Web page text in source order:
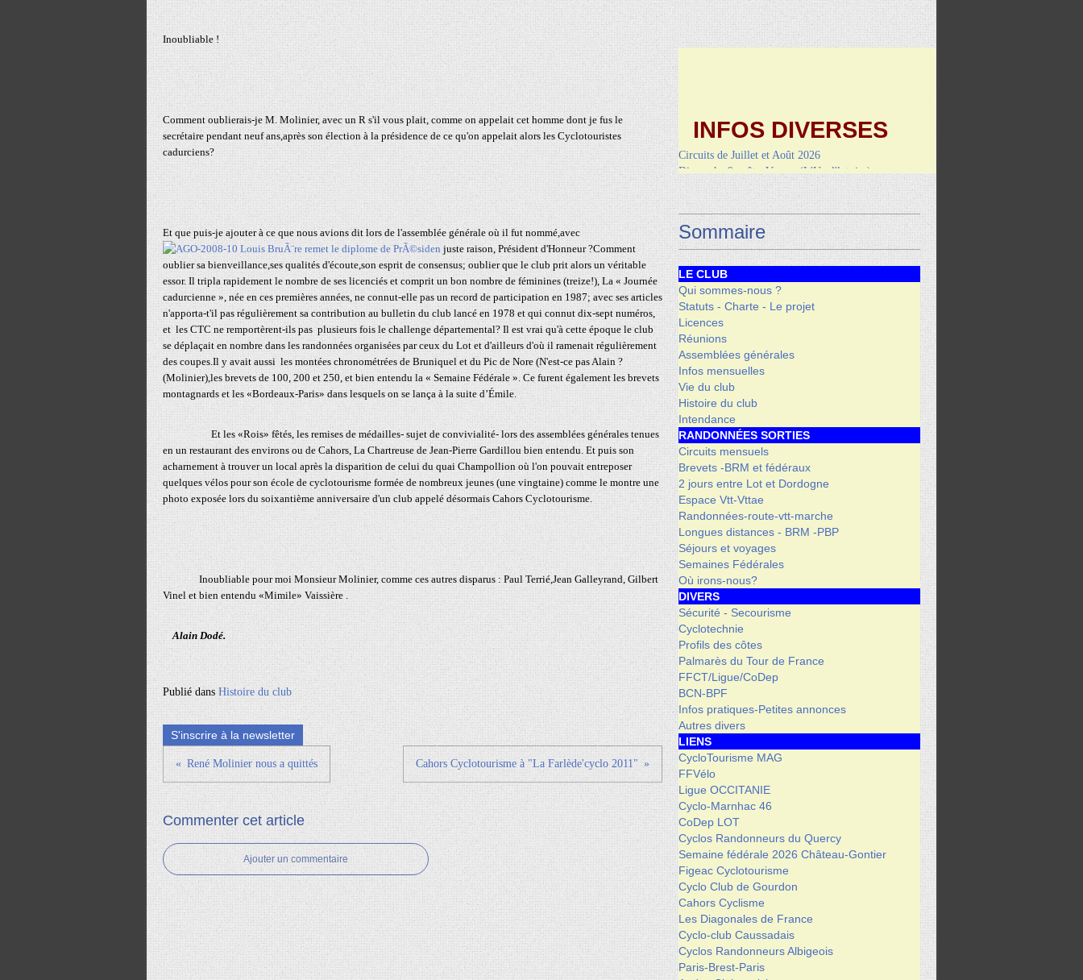
Inoubliable !
Comment oublierais-je M. Molinier, avec un R s'il vous plait, comme on appelait cet homme dont je fus le
secrétaire pendant neuf ans,après son élection à la présidence de ce qu'on appelait alors les Cyclotouristes
cadurciens?
Et que puis-je ajouter à ce que nous avions dit lors de l'assemblée générale où il fut nommé,avec
juste raison, Président d'Honneur ?Comment
oublier sa bienveillance,ses qualités d'écoute,son esprit de consensus; oublier que le club prit alors un véritable
essor. Il tripla rapidement le nombre de ses licenciés et comprit un bon nombre de féminines (treize!), La « Journée
cadurcienne », née en ces premières années, ne connut-elle pas un record de participation en 1987; avec ses articles
n'apporta-t'il pas régulièrement sa contribution au bulletin du club lancé en 1978 et qui connut dix-sept numéros,
et les CTC ne remportèrent-ils pas plusieurs fois le challenge départemental? Il est vrai qu'à cette époque le club
se déplaçait en nombre dans les randonnées organisées par ceux du Lot et d'ailleurs d'où il ramenait régulièrement
des coupes.Il y avait aussi les montées chronométrées de Bruniquel et du Pic de Nore (N'est-ce pas Alain ?
(Molinier),les brevets de 100, 200 et 250, et bien entendu la « Semaine Fédérale ». Ce furent également les brevets
montagnards et les «Bordeaux-Paris» dans lesquels on se lança à la suite d’Émile.
Et les «Rois» fêtés, les remises de médailles- sujet de convivialité- lors des assemblées générales tenues
en un restaurant des environs ou de Cahors, La Chartreuse de Jean-Pierre Gardillou bien entendu. Et puis son
acharnement à trouver un local après la disparition de celui du quai Champollion où l'on pouvait entreposer
quelques vélos pour son école de cyclotourisme formée de nombreux jeunes (une vingtaine) comme le montre une
photo exposée lors du soixantième anniversaire d'un club appelé désormais Cahors Cyclotourisme.
Inoubliable pour moi Monsieur Molinier, comme ces autres disparus : Paul Terrié,Jean Galleyrand, Gilbert
Vinel et bien entendu «Mimile» Vaissière .
Alain Dodé.
Publié dans Histoire du club
S'inscrire à la newsletter
René Molinier nous a quittés Cahors Cyclotourisme à "La Farlède'cyclo 2011"
Commenter cet article
Ajouter un commentaire
INFOS DIVERSES
Vendredi 4 septembre-RANDO/REPASde Montcuq
Sommaire
LE CLUB
Qui sommes-nous ?
Statuts - Charte - Le projet
Licences
Réunions
Assemblées générales
Infos mensuelles
Vie du club
Histoire du club
Intendance
RANDONNÉES SORTIES
Circuits mensuels
Brevets -BRM et fédéraux
2 jours entre Lot et Dordogne
Espace Vtt-Vttae
Randonnées-route-vtt-marche
Longues distances - BRM -PBP
Séjours et voyages
Semaines Fédérales
Où irons-nous?
DIVERS
Sécurité - Secourisme
Cyclotechnie
Profils des côtes
Palmarès du Tour de France
FFCT/Ligue/CoDep
BCN-BPF
Infos pratiques-Petites annonces
Autres divers
LIENS
CycloTourisme MAG
FFVélo
Ligue OCCITANIE
Cyclo-Marnhac 46
CoDep LOT
Cyclos Randonneurs du Quercy
Semaine fédérale 2026 Château-Gontier
Figeac Cyclotourisme
Cyclo Club de Gourdon
Cahors Cyclisme
Les Diagonales de France
Cyclo-club Caussadais
Cyclos Randonneurs Albigeois
Paris-Brest-Paris